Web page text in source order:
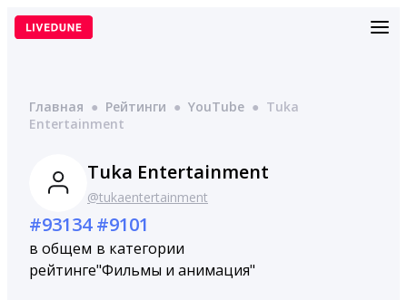
Перейти
Главная ● Рейтинги ● YouTube ● Tuka
Entertainment
Tuka Entertainment
@tukaentertainment
#93134
в общем
рейтинге
#9101
в категории
"Фильмы и анимация"